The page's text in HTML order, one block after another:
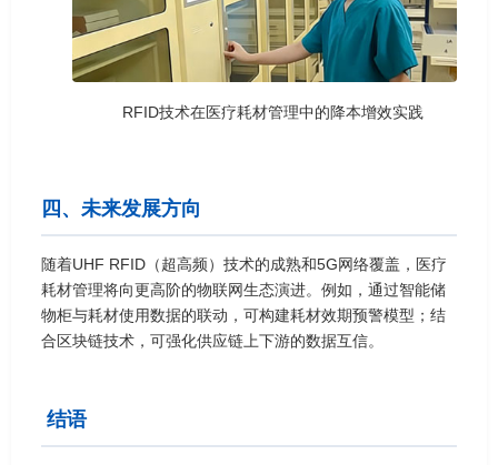
RFID技术在医疗耗材管理中的降本增效实践
四、未来发展方向
随着UHF RFID（超高频）技术的成熟和5G网络覆盖，医疗
耗材管理将向更高阶的物联网生态演进。例如，通过智能储
物柜与耗材使用数据的联动，可构建耗材效期预警模型；结
合区块链技术，可强化供应链上下游的数据互信。
结语